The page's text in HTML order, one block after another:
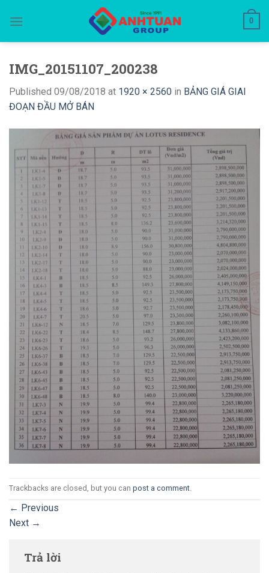
0
IMG_20151107_200238
Published 09/08/2018 at 1920 × 2560 in BẢNG GIÁ GIAI
ĐOẠN ĐẦU MỞ BÁN
Trackbacks are closed, but you can post a comment
← Previous
Next →
Trả lời